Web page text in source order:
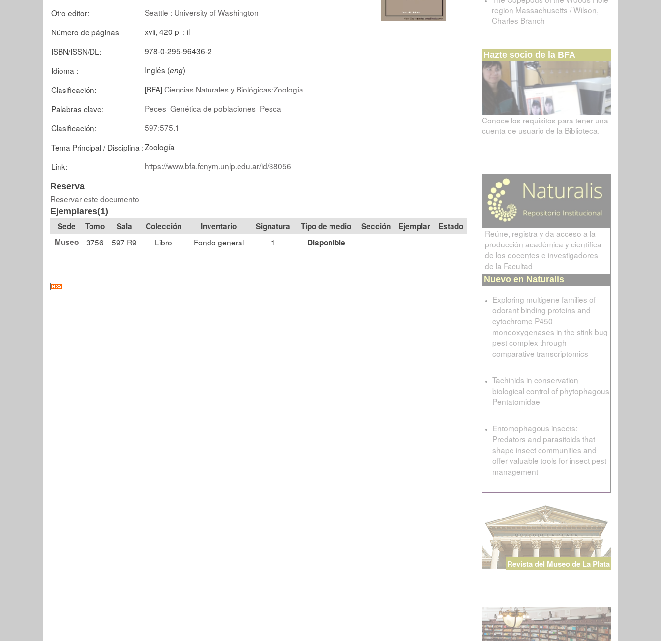
Otro editor:
Seattle : University of Washington
Número de páginas:
xvii, 420 p. : il
ISBN/ISSN/DL:
978-0-295-96436-2
Idioma :
Inglés (eng)
Clasificación:
[BFA]Ciencias Naturales y Biológicas:Zoología
Palabras clave:
Peces Genética de poblaciones Pesca
Clasificación:
597:575.1
Tema Principal / Disciplina :Zoología
Link:
https://www.bfa.fcnym.unlp.edu.ar/id/38056
Reserva
Reservar este documento
Ejemplares(1)
Tomo Sala Colección Signatura Tipo de medio Sección
Estado
Museo
3756 597 R9 Libro Fondo general 1 Disponible
region Massachusetts / Wilson,
Charles Branch
Hazte socio de la BFA
Conoce los requisitos para tener una
cuenta de usuario de la Biblioteca.
Reúne, registra y da acceso a la
producción académica y científica
de los docentes e investigadores
de la Facultad
Nuevo en Naturalis
Exploring multigene families of
odorant binding proteins and
cytochrome P450
monooxygenases in the stink bug
pest complex through
comparative transcriptomics
Tachinids in conservation
biological control of phytophagous
Pentatomidae
Entomophagous insects:
Predators and parasitoids that
shape insect communities and
offer valuable tools for insect pest
management
Revista del Museo de La Plata